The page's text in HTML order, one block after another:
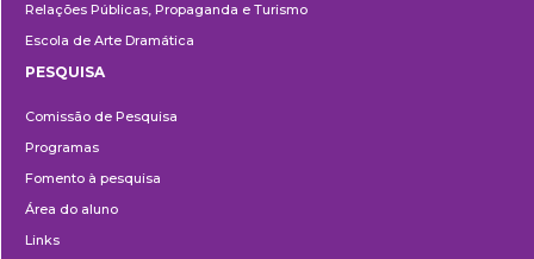
Relações Públicas, Propaganda e Turismo
Escola de Arte Dramática
PESQUISA
Comissão de Pesquisa
Programas
Fomento à pesquisa
Área do aluno
Links